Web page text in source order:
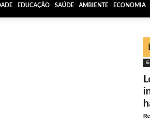
EDUCAÇÃO SAÚDE AMBIENTE ECONOMIA